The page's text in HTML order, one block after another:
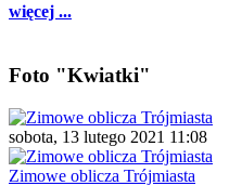
więcej ...
Foto "Kwiatki"
sobota, 13 lutego 2021 11:08
Zimowe oblicza Trójmiasta